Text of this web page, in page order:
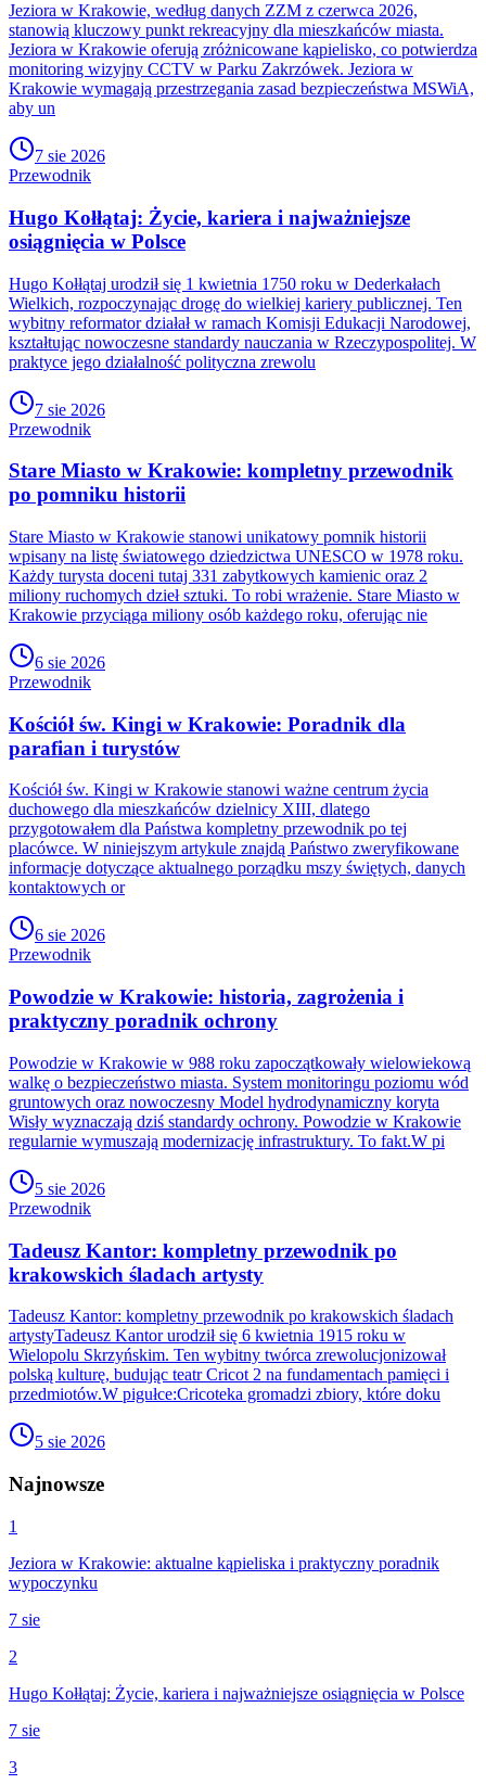
Jeziora w Krakowie, według danych ZZM z czerwca 2026,
stanowią kluczowy punkt rekreacyjny dla mieszkańców miasta.
Jeziora w Krakowie oferują zróżnicowane kąpielisko, co potwierdza
monitoring wizyjny CCTV w Parku Zakrzówek. Jeziora w
Krakowie wymagają przestrzegania zasad bezpieczeństwa MSWiA,
aby un
7 sie 2026
Przewodnik
Hugo Kołłątaj: Życie, kariera i najważniejsze
osiągnięcia w Polsce
Hugo Kołłątaj urodził się 1 kwietnia 1750 roku w Dederkałach
Wielkich, rozpoczynając drogę do wielkiej kariery publicznej. Ten
wybitny reformator działał w ramach Komisji Edukacji Narodowej,
kształtując nowoczesne standardy nauczania w Rzeczypospolitej. W
praktyce jego działalność polityczna zrewolu
7 sie 2026
Przewodnik
Stare Miasto w Krakowie: kompletny przewodnik
po pomniku historii
Stare Miasto w Krakowie stanowi unikatowy pomnik historii
wpisany na listę światowego dziedzictwa UNESCO w 1978 roku.
Każdy turysta doceni tutaj 331 zabytkowych kamienic oraz 2
miliony ruchomych dzieł sztuki. To robi wrażenie. Stare Miasto w
Krakowie przyciąga miliony osób każdego roku, oferując nie
6 sie 2026
Przewodnik
Kościół św. Kingi w Krakowie: Poradnik dla
parafian i turystów
Kościół św. Kingi w Krakowie stanowi ważne centrum życia
duchowego dla mieszkańców dzielnicy XIII, dlatego
przygotowałem dla Państwa kompletny przewodnik po tej
placówce. W niniejszym artykule znajdą Państwo zweryfikowane
informacje dotyczące aktualnego porządku mszy świętych, danych
kontaktowych or
6 sie 2026
Przewodnik
Powodzie w Krakowie: historia, zagrożenia i
praktyczny poradnik ochrony
Powodzie w Krakowie w 988 roku zapoczątkowały wielowiekową
walkę o bezpieczeństwo miasta. System monitoringu poziomu wód
gruntowych oraz nowoczesny Model hydrodynamiczny koryta
Wisły wyznaczają dziś standardy ochrony. Powodzie w Krakowie
regularnie wymuszają modernizację infrastruktury. To fakt.W pi
5 sie 2026
Przewodnik
Tadeusz Kantor: kompletny przewodnik po
krakowskich śladach artysty
Tadeusz Kantor: kompletny przewodnik po krakowskich śladach
artystyTadeusz Kantor urodził się 6 kwietnia 1915 roku w
Wielopolu Skrzyńskim. Ten wybitny twórca zrewolucjonizował
polską kulturę, budując teatr Cricot 2 na fundamentach pamięci i
przedmiotów.W pigułce:Cricoteka gromadzi zbiory, które doku
5 sie 2026
Najnowsze
1
Jeziora w Krakowie: aktualne kąpieliska i praktyczny poradnik
wypoczynku
7 sie
2
Hugo Kołłątaj: Życie, kariera i najważniejsze osiągnięcia w Polsce
7 sie
3